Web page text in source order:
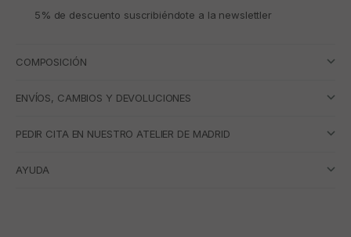
5% de descuento suscribiéndote a la newslettler
COMPOSICIÓN
ENVÍOS, CAMBIOS Y DEVOLUCIONES
PEDIR CITA EN NUESTRO ATELIER DE MADRID
AYUDA